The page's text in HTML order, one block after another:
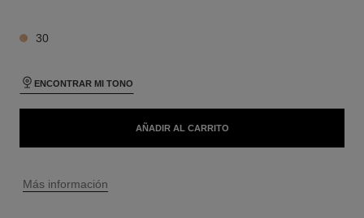
30
ENCONTRAR MI TONO
AÑADIR AL CARRITO
↩
Más información